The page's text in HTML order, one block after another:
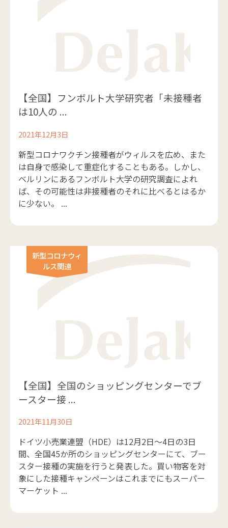
【全国】フンボルト大学研究者「未接種者
は10人の ...
2021年12月3日
新型コロナワクチン接種者がウィルスを広め、また
は自身で感染して重症化することもある。しかし、
ベルリンにあるフンボルト大学の研究調査によれ
ば、その可能性は非接種者のそれに比べるとはるか
に少ない。 ...
新型コロナウィ
ルス関連
【全国】全国のショッピングセンターでブ
ースター接 ...
2021年11月30日
ドイツ小売業連盟（HDE）は12月2日～4日の3日
間、全国45か所のショッピングセンターにて、ブー
スター接種の実施を行うと発表した。買い物客を対
象にした接種キャンペーンはこれまでにもスーパー
マーケット ...